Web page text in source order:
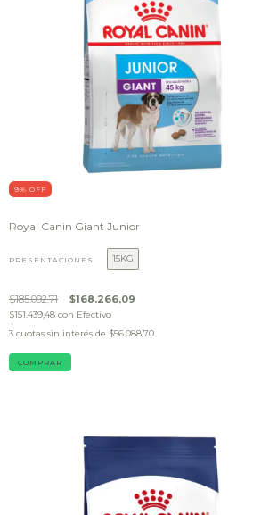
9% OFF
Royal Canin Giant Junior
PRESENTACIONES 15KG
$185.092,71 $168.266,09
$151.439,48 con Efectivo
3 cuotas sin interés de $56.088,70
COMPRAR